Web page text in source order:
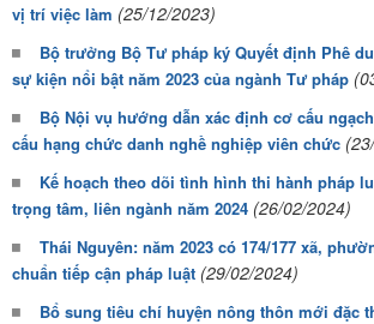
vị trí việc làm (25/12/2023)
Bộ trưởng Bộ Tư pháp ký Quyết định Phê
sự kiện nổi bật năm 2023 của ngành Tư pháp
Bộ Nội vụ hướng dẫn xác định cơ cấu
cấu hạng chức danh nghề nghiệp viên chức
Kế hoạch theo dõi tình hình thi hành pháp
trọng tâm, liên ngành năm 2024 (26/02/2024)
Thái Nguyên: năm 2023 có 174/177 xã,
chuẩn tiếp cận pháp luật (29/02/2024)
Bổ sung tiêu chí huyện nông thôn mới đặc